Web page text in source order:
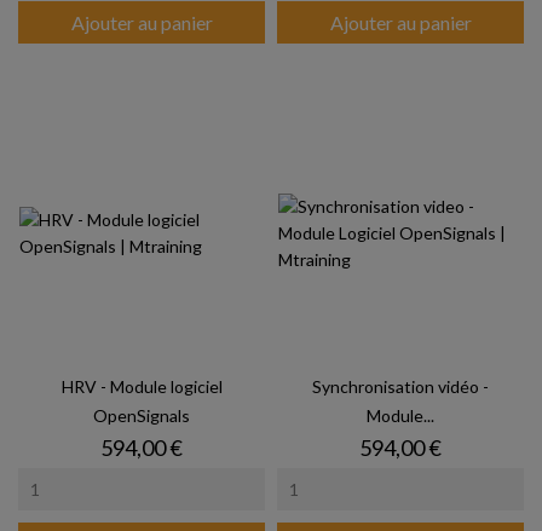
Ajouter au panier Ajouter au panier
HRV - Module logiciel
OpenSignals
Prix
594,00 €
Synchronisation vidéo -
Module...
Prix
594,00 €